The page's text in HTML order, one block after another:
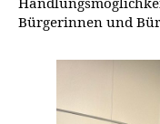
Bürgerinnen und